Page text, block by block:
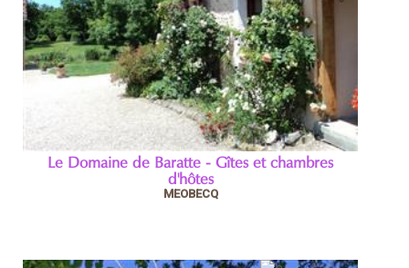
Le Domaine de Baratte - Gîtes et chambres
d'hôtes
MEOBECQ